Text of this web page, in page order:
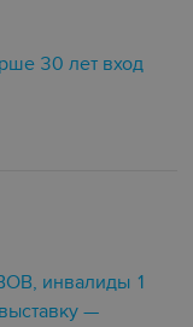
30 лет вход
инвалиды 1
—